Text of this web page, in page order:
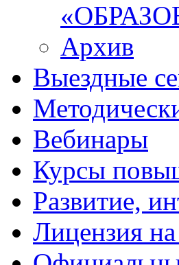
Архив
Выездные
Вебинары
Курсы
Развитие,
Лицензия на